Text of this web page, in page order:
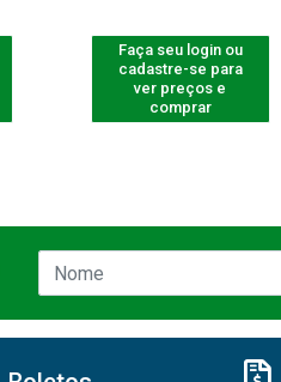
Faça seu login ou
cadastre-se para
ver preços e
comprar